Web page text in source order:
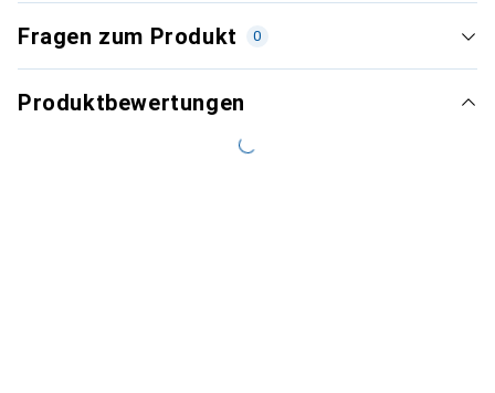
Fragen zum Produkt 0
Produktbewertungen